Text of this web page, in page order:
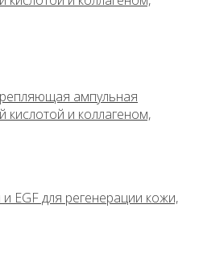
ампульная
кислотой и коллагеном,